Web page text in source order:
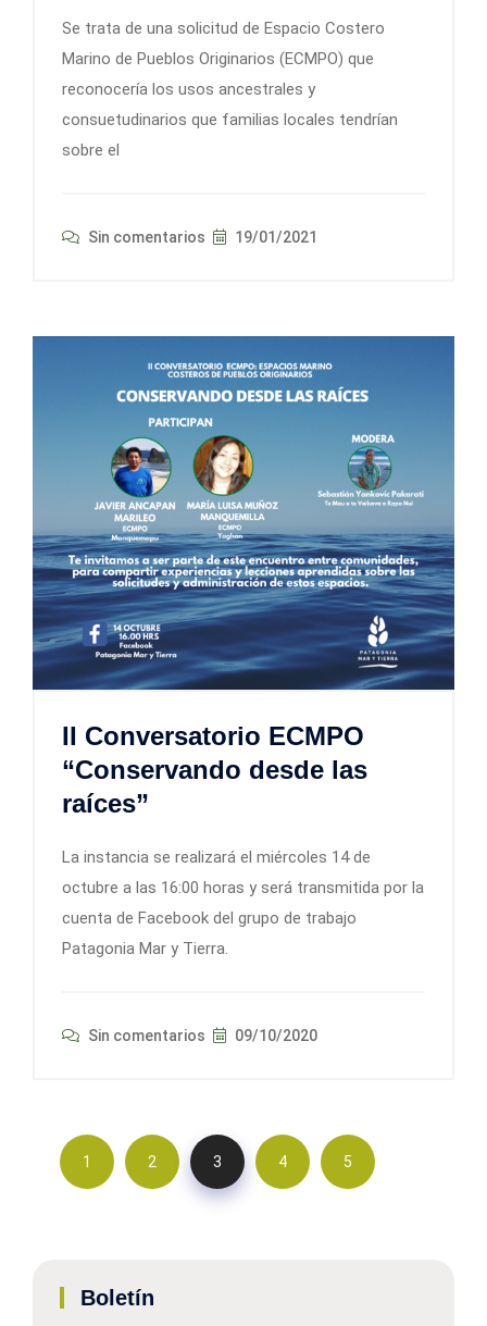
Se trata de una solicitud de Espacio Costero
Marino de Pueblos Originarios (ECMPO) que
reconocería los usos ancestrales y
consuetudinarios que familias locales tendrían
sobre el
Sin comentarios 19/01/2021
II Conversatorio ECMPO
“Conservando desde las
raíces”
La instancia se realizará el miércoles 14 de
octubre a las 16:00 horas y será transmitida por la
cuenta de Facebook del grupo de trabajo
Patagonia Mar y Tierra.
Sin comentarios 09/10/2020
1 2 3 4 5
Boletín